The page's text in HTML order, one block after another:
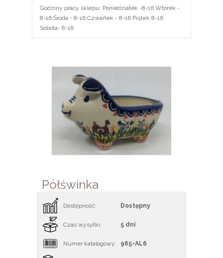
Godziny pracy sklepu: Poniedziałek -8-16 Wtorek -
8-16 Środa - 8-16 Czwartek - 8-16 Piątek 8-16
Sobota- 8-16
Półświnka
Dostępność: Dostępny
Czas wysyłki: 5 dni
Numer katalogowy: 965-AL6